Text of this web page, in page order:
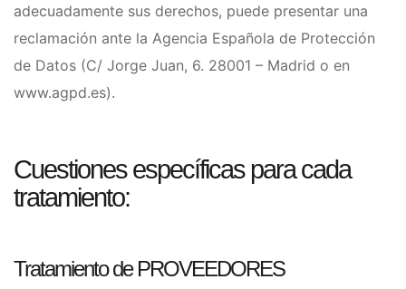
adecuadamente sus derechos, puede presentar una
reclamación ante la Agencia Española de Protección
de Datos (C/ Jorge Juan, 6. 28001 – Madrid o en
www.agpd.es).
Cuestiones específicas para cada
tratamiento:
Tratamiento de PROVEEDORES